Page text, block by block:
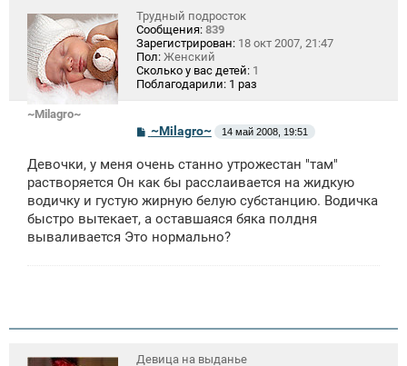
~Milagro~
Трудный подросток
Сообщения: 839
Зарегистрирован: 18 окт 2007, 21:47
Пол: Женский
Сколько у вас детей: 1
Поблагодарили: 1 раз
С
б
щ
н
и
~Milagro~ 14 май 2008, 19:51
Девочки, у меня очень станно утрожестан "там"
растворяется Он как бы расслаивается на жидкую
водичку и густую жирную белую субстанцию. Водичка
быстро вытекает, а оставшаяся бяка полдня
вываливается Это нормально?
Девица на выданье